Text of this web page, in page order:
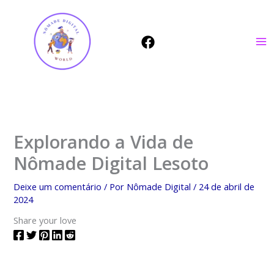
conteúdo
Explorando a Vida de
Nômade Digital Lesoto
Deixe um comentário / Por Nômade Digital/ 24 de abril de
2024
Share your love